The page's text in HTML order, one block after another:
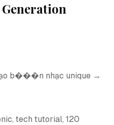
b���n nhạc unique →
tech tutorial, 120